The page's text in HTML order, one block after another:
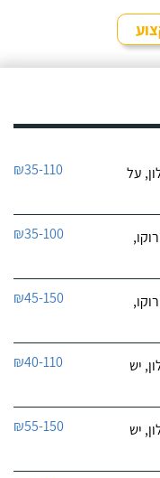
על
₪35-110
₪35-100
₪45-150
יש
₪40-110
יש
₪55-150